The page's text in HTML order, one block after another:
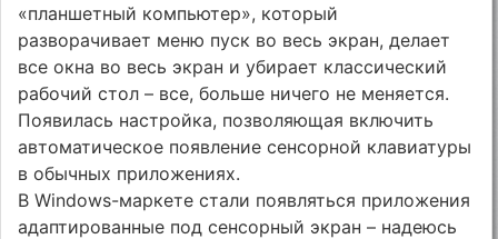
«планшетный компьютер», который
разворачивает меню пуск во весь экран, делает
все окна во весь экран и убирает классический
рабочий стол – все, больше ничего не меняется.
Появилась настройка, позволяющая включить
автоматическое появление сенсорной клавиатуры
в обычных приложениях.
В Windows-маркете стали появляться приложения
адаптированные под сенсорный экран – надеюсь